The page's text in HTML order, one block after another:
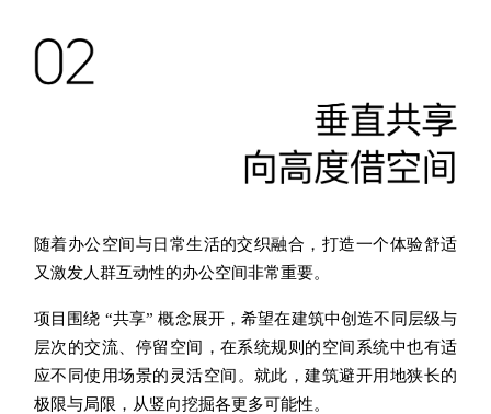
随着办公空间与日常生活的交织融合，打造一个体验舒适
又激发人群互动性的办公空间非常重要。
项目围绕 “共享” 概念展开，希望在建筑中创造不同层级与
层次的交流、停留空间，在系统规则的空间系统中也有适
应不 同使用场景的灵活空间。就此，建筑避开用地狭长的
极限与局限，从竖向挖掘各更多可能性。